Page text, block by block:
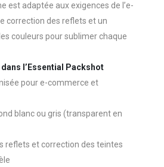
est adaptée aux exigences de l’e-
correction des reflets et un
couleurs pour sublimer chaque
l’Essential Packshot
pour e-commerce et
blanc ou gris (transparent en
reflets et correction des teintes